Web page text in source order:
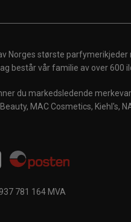
Norges største
består vår familie av over
du markedsledende
MAC Cosmetics, Kiehl's,
781 164 MVA